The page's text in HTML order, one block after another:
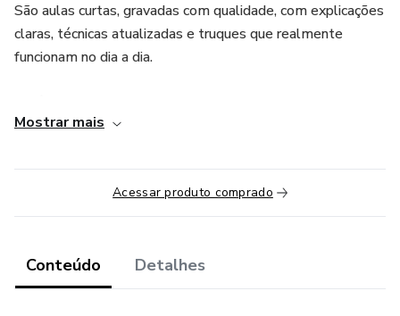
São aulas curtas, gravadas com qualidade, com explicações
claras, técnicas atualizadas e truques que realmente
funcionam no dia a dia.
💖 A base certa pro seu tom de pele e como escolher o
corretivo ideal
💖 Contorno, blush e iluminador sem exageros
Mostrar mais
Acessar produto comprado
Conteúdo Detalhes